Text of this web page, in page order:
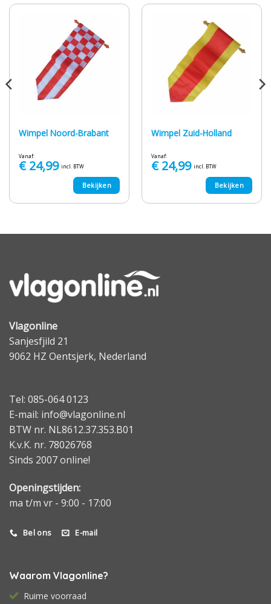
Wimpel Noord-Brabant
Vanaf:
€24,99 incl. BTW
Bekijken
Wimpel Zuid-Holland
Vanaf:
€24,99 incl. BTW
Bekijken
Vlagonline
Sanjesfjild 21
9062 HZ Oentsjerk, Nederland
Tel: 085-064 0123
E-mail: info@vlagonline.nl
BTW nr. NL8612.37.353.B01
K.v.K. nr. 78026768
Sinds 2007 online!
Openingstijden:
ma t/m vr - 9:00 - 17:00
Bel ons E-mail
Waarom Vlagonline?
Ruime voorraad